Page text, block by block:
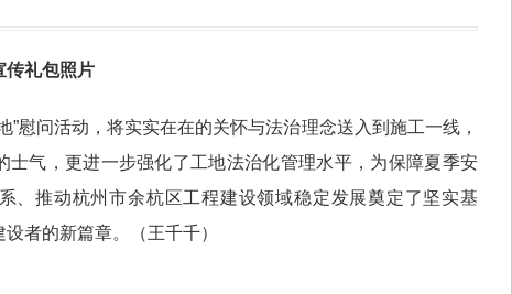
传礼包照片
”慰问活动，将实实在在的关怀与法治理念送入到施工一线，
士气，更进一步强化了工地法治化管理水平，为保障夏季安
、推动杭州市余杭区工程建设领域稳定发展奠定了坚实基
者的新篇章。（王千千）